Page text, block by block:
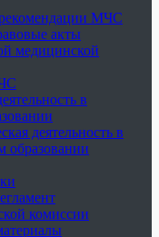
МЧС
акты
медицинской
в
деятельность в
образовании
комиссии